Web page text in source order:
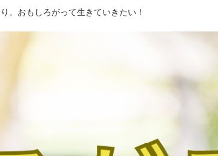
。おもしろがって生きていきたい！